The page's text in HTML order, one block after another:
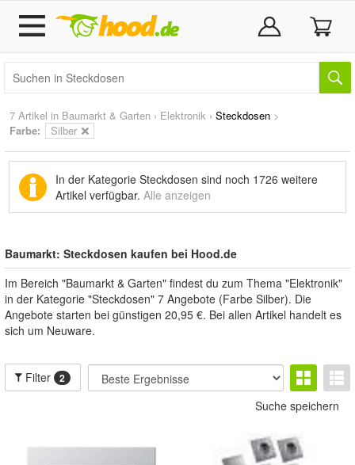
7 Artikel in Baumarkt & Garten › Elektronik › Steckdosen >
Farbe:
Silber
In der Kategorie Steckdosen sind noch 1726 weitere
Artikel verfügbar. Alle anzeigen
Baumarkt: Steckdosen kaufen bei Hood.de
Im Bereich "Baumarkt & Garten" findest du zum Thema "Elektronik"
in der Kategorie "Steckdosen" 7 Angebote (Farbe Silber). Die
Angebote starten bei günstigen 20,95 €. Bei allen Artikel handelt es
sich um Neuware.
Filter 2
Suche speichern